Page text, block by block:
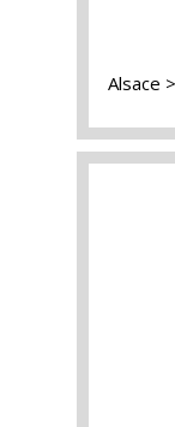
Alsace